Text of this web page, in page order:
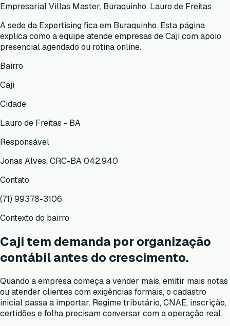
Empresarial Villas Master, Buraquinho, Lauro de Freitas
A sede da Expertising fica em Buraquinho. Esta página
explica como a equipe atende empresas deCajicom apoio
presencial agendado ou rotina online.
Bairro
Caji
Cidade
Lauro de Freitas - BA
Responsável
Jonas Alves, CRC-BA 042.940
Contato
(71) 99378-3106
Contexto do bairro
Caji tem demanda por organização
contábil antes do crescimento.
Quando a empresa começa a vender mais, emitir mais notas
ou atender clientes com exigências formais, o cadastro
inicial passa a importar. Regime tributário, CNAE, inscrição,
certidões e folha precisam conversar com a operação real.